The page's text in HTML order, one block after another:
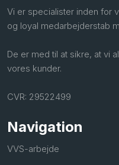
Vi er specialister inden for
og loyal medarbejderstab
De er med til at sikre, at vi
vores kunder.
CVR: 29522499
Navigation
VVS-arbejde